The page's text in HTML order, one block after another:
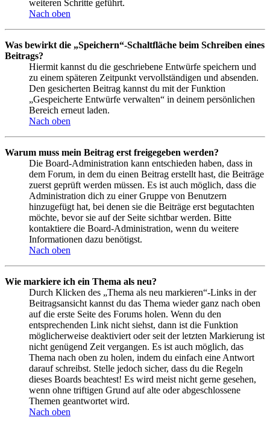
weiteren Schritte geführt.
Nach oben
Was bewirkt die „Speichern“-Schaltfläche beim Schreiben eines
Beitrags?
Hiermit kannst du die geschriebene Entwürfe speichern und
zu einem späteren Zeitpunkt vervollständigen und absenden.
Den gesicherten Beitrag kannst du mit der Funktion
„Gespeicherte Entwürfe verwalten“ in deinem persönlichen
Bereich erneut laden.
Nach oben
Warum muss mein Beitrag erst freigegeben werden?
Die Board-Administration kann entschieden haben, dass in
dem Forum, in dem du einen Beitrag erstellt hast, die Beiträge
zuerst geprüft werden müssen. Es ist auch möglich, dass die
Administration dich zu einer Gruppe von Benutzern
hinzugefügt hat, bei denen sie die Beiträge erst begutachten
möchte, bevor sie auf der Seite sichtbar werden. Bitte
kontaktiere die Board-Administration, wenn du weitere
Informationen dazu benötigst.
Nach oben
Wie markiere ich ein Thema als neu?
Durch Klicken des „Thema als neu markieren“-Links in der
Beitragsansicht kannst du das Thema wieder ganz nach oben
auf die erste Seite des Forums holen. Wenn du den
entsprechenden Link nicht siehst, dann ist die Funktion
möglicherweise deaktiviert oder seit der letzten Markierung ist
nicht genügend Zeit vergangen. Es ist auch möglich, das
Thema nach oben zu holen, indem du einfach eine Antwort
darauf schreibst. Stelle jedoch sicher, dass du die Regeln
dieses Boards beachtest! Es wird meist nicht gerne gesehen,
wenn ohne triftigen Grund auf alte oder abgeschlossene
Themen geantwortet wird.
Nach oben